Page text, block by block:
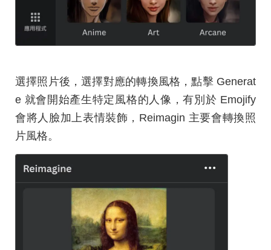
選擇照片後，選擇對應的轉換風格，點擊 Generat
e 就會開始產生特定風格的人像，有別於 Emojify
會將人臉加上表情裝飾，Reimagin 主要會轉換照
片風格。